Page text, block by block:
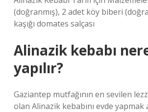
(doğranmış), 2 adet köy biberi
kaşığı domates salçası
Alinazik kebabı
yapılır?
Gaziantep mutfağının en sevilen
olan Alinazik kebabını evde yapmak